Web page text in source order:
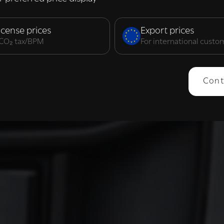
prices
tax/BPM
Export prices
For international
Prestatie Targeting
ALLES